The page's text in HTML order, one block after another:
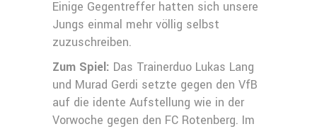
Einige Gegentreffer hatten sich unsere
Jungs einmal mehr völlig selbst
zuzuschreiben.
Zum Spiel: Das Trainerduo Lukas Lang
und Murad Gerdi setzte gegen den VfB
auf die idente Aufstellung wie in der
Vorwoche gegen den FC Rotenberg. Im